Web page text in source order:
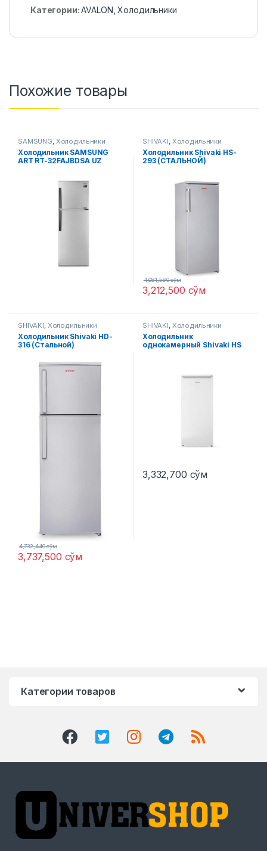
Категории:AVALON ,Холодильники
Похожие товары
SAMSUNG, Холодильники
Холодильник SAMSUNG
ART RT-32FAJBDSA UZ
SHIVAKI, Холодильники
Холодильник Shivaki HS-
293 (СТАЛЬНОЙ)
3,212,500 сўм
4,081,560сўм
SHIVAKI, Холодильники
Холодильник Shivaki HD-
316 (Стальной)
3,737,500 сўм
4,732,440сўм
SHIVAKI, Холодильники
Холодильник
однокамерный Shivaki HS
3,332,700 сўм
Категории товаров